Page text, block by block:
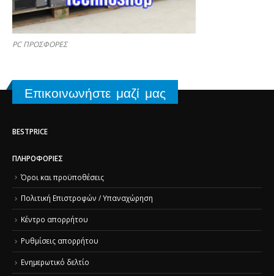
PC ΠΡΟΣΦΟΡΕΣ
Επικοινωνήστε μαζί μας
BESTPRICE
ΠΛΗΡΟΦΟΡΊΕΣ
Όροι και προϋποθέσεις
Πολιτική Επιστροφών / Υπαναχώρηση
Κέντρο απορρήτου
Ρυθμίσεις απορρήτου
Ενημερωτικό δελτίο